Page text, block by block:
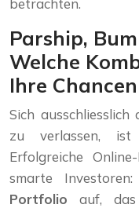
betrachten.
Parship,
Welche
Ihre
Sich
zu verlassen,
Erfolgreiche
smarte
Portfolio auf, das